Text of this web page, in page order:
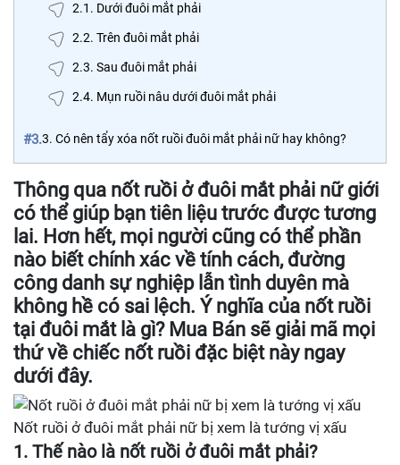
2.1. Dưới đuôi mắt phải
2.2. Trên đuôi mắt phải
2.3. Sau đuôi mắt phải
2.4. Mụn ruồi nâu dưới đuôi mắt phải
#3.3. Có nên tẩy xóa nốt ruồi đuôi mắt phải nữ hay không?
Thông qua nốt ruồi ở đuôi mắt phải nữgiới
có thể giúp bạn tiên liệu trước được tương
lai. Hơn hết, mọi người cũng có thể phần
nào biết chính xác về tính cách, đường
công danh sự nghiệp lẫn tình duyên mà
không hề có sai lệch. Ý nghĩa của nốt ruồi
tại đuôi mắt là gì?Mua Bán sẽ giải mã mọi
thứ về chiếc nốt ruồi đặc biệt này ngay
dưới đây.
Nốt ruồi ở đuôi mắt phải nữ bị xem là tướng vị xấu
1. Thế nào là nốt ruồi ở đuôi mắt phải?